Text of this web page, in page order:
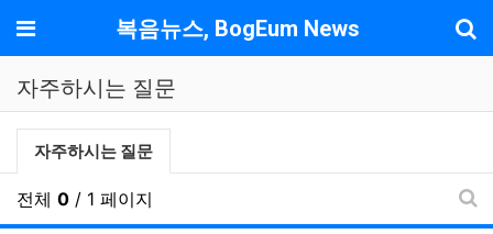
메뉴 복음뉴스, BogEum News
자주하시는 질문
자주하시는질문 분류 목록
현재 분류
자주하시는 질문
전체 0 / 1 페이지